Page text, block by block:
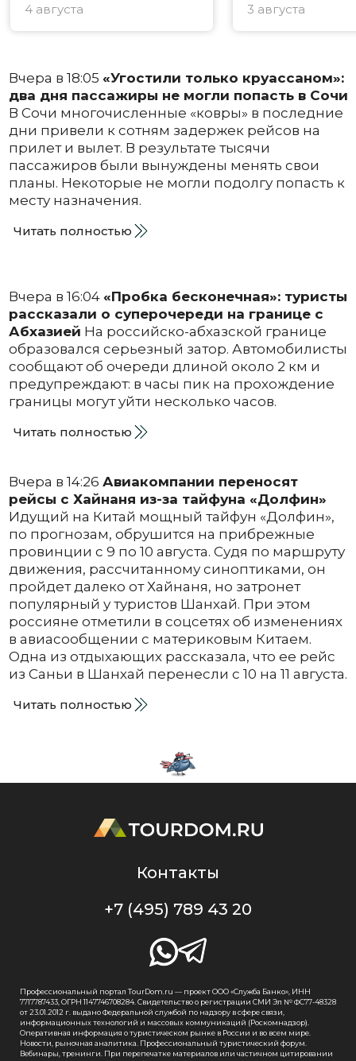
4 августа 3 августа
Вчера в 18:05 «Угостили только круассаном»:
два дня пассажиры не могли попасть в Сочи
В Сочи многочисленные «ковры» в последние
дни привели к сотням задержек рейсов на
прилет и вылет. В результате тысячи
пассажиров были вынуждены менять свои
планы. Некоторые не могли подолгу попасть к
месту назначения.
Читать полностью
Вчера в 16:04 «Пробка бесконечная»: туристы
рассказали о суперочереди на границе с
Абхазией На российско-абхазской границе
образовался серьезный затор. Автомобилисты
сообщают об очереди длиной около 2 км и
предупреждают: в часы пик на прохождение
границы могут уйти несколько часов.
Читать полностью
Вчера в 14:26 Авиакомпании переносят
рейсы с Хайнаня из-за тайфуна «Долфин»
Идущий на Китай мощный тайфун «Долфин»,
по прогнозам, обрушится на прибрежные
провинции с 9 по 10 августа. Судя по маршруту
движения, рассчитанному синоптиками, он
пройдет далеко от Хайнаня, но затронет
популярный у туристов Шанхай. При этом
россияне отметили в соцсетях об изменениях
в авиасообщении с материковым Китаем.
Одна из отдыхающих рассказала, что ее рейс
из Саньи в Шанхай перенесли с 10 на 11 августа.
Читать полностью
Контакты
+7 (495) 789 43 20
Профессиональный портал TourDom.ru — проект ООО «Служба Банко», ИНН
7717787433, ОГРН 1147746708284. Свидетельство о регистрации СМИ Эл № ФС77-48328
от 23.01.2012 г. выдано Федеральной службой по надзору в сфере связи,
информационных технологий и массовых коммуникаций (Роскомнадзор).
Оперативная информация о туристическом рынке в России и во всем мире.
Новости, рыночная аналитика. Профессиональный туристический форум.
Вебинары, тренинги. При перепечатке материалов или частичном цитировании